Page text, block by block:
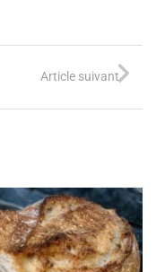
Article suivant